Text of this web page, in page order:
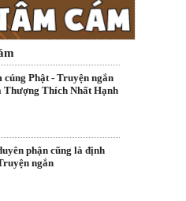
cúng Phật - Truyện ngắn
Thượng Thích Nhất Hạnh
phận cũng là định
ngắn